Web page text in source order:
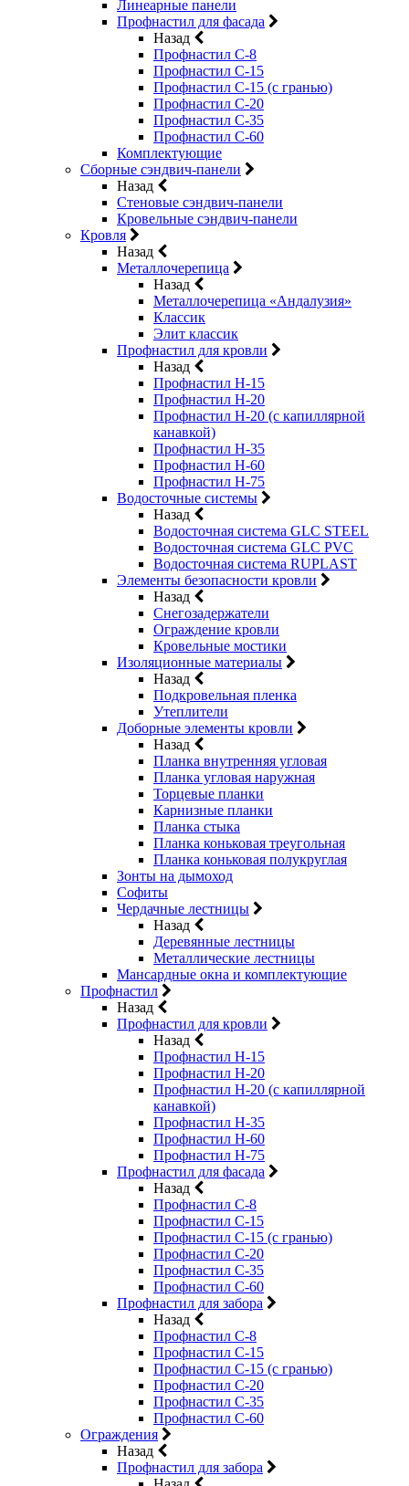
Линеарные панели
Профнастил для фасада
Назад
Профнастил С-8
Профнастил С-15
Профнастил С-15 (с гранью)
Профнастил С-20
Профнастил С-35
Профнастил С-60
Комплектующие
Сборные сэндвич-панели
Назад
Стеновые сэндвич-панели
Кровельные сэндвич-панели
Кровля
Назад
Металлочерепица
Назад
Металлочерепица «Андалузия»
Классик
Элит классик
Профнастил для кровли
Назад
Профнастил Н-15
Профнастил Н-20
Профнастил Н-20 (с капиллярной
канавкой)
Профнастил Н-35
Профнастил Н-60
Профнастил Н-75
Водосточные системы
Назад
Водосточная система GLC STEEL
Водосточная система GLC PVC
Водосточная система RUPLAST
Элементы безопасности кровли
Назад
Снегозадержатели
Ограждение кровли
Кровельные мостики
Изоляционные материалы
Назад
Подкровельная пленка
Утеплители
Доборные элементы кровли
Назад
Планка внутренняя угловая
Планка угловая наружная
Торцевые планки
Карнизные планки
Планка стыка
Планка коньковая треугольная
Планка коньковая полукруглая
Зонты на дымоход
Софиты
Чердачные лестницы
Назад
Деревянные лестницы
Металлические лестницы
Мансардные окна и комплектующие
Профнастил
Назад
Профнастил для кровли
Назад
Профнастил Н-15
Профнастил Н-20
Профнастил Н-20 (с капиллярной
канавкой)
Профнастил Н-35
Профнастил Н-60
Профнастил Н-75
Профнастил для фасада
Назад
Профнастил С-8
Профнастил С-15
Профнастил С-15 (с гранью)
Профнастил С-20
Профнастил С-35
Профнастил С-60
Профнастил для забора
Назад
Профнастил С-8
Профнастил С-15
Профнастил С-15 (с гранью)
Профнастил С-20
Профнастил С-35
Профнастил С-60
Ограждения
Назад
Профнастил для забора